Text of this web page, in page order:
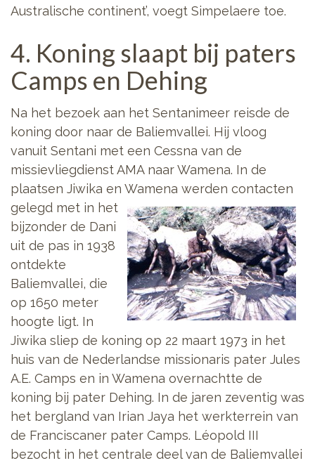
Australische continent’, voegt Simpelaere toe.
4. Koning slaapt bij paters
Camps en Dehing
Na het bezoek aan het Sentanimeer reisde de
koning door naar de Baliemvallei. Hij vloog
vanuit Sentani met een Cessna van de
missievliegdienst AMA naar Wamena. In de
plaatsen Jiwika en Wamena werden contacten
gelegd met in het
bijzonder de Dani
uit de pas in 1938
ontdekte
Baliemvallei, die
op 1650 meter
hoogte ligt. In
Jiwika sliep de koning op 22 maart 1973 in het
huis van de Nederlandse missionaris pater Jules
A.E. Camps en in Wamena overnachtte de
koning bij pater Dehing. In de jaren zeventig was
het bergland van Irian Jaya het werkterrein van
de Franciscaner pater Camps. Léopold III
bezocht in het centrale deel van de Baliemvallei